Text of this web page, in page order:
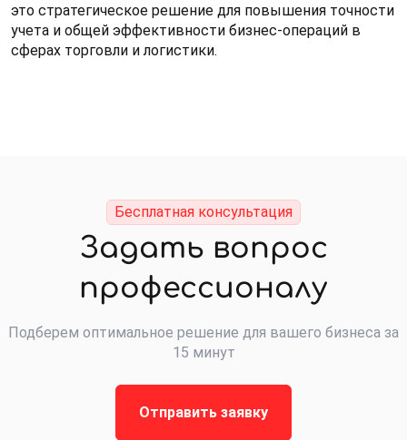
это стратегическое решение для повышения точности
учета и общей эффективности бизнес-операций в
сферах торговли и логистики.
Бесплатная консультация
Задать вопрос
профессионалу
Подберем оптимальное решение для вашего бизнеса за
15 минут
Отправить заявку